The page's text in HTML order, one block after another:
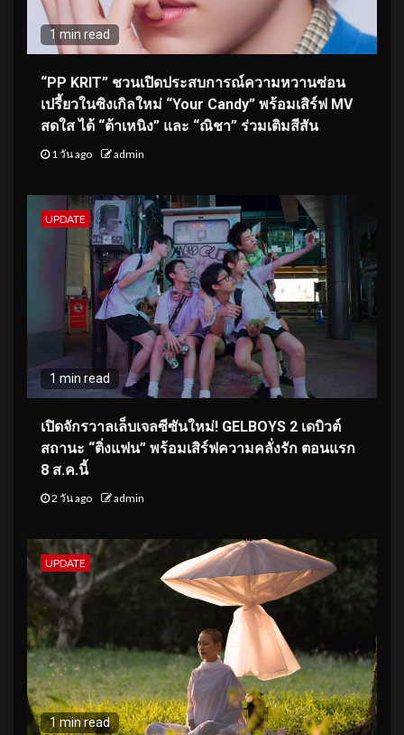
1 min read
“PP KRIT” ชวนเปิดประสบการณ์ความหวานซ่อน
เปรี้ยวในซิงเกิลใหม่ “Your Candy” พร้อมเสิร์ฟ MV
สดใส ได้ “ต้าเหนิง” และ “ณิชา” ร่วมเติมสีสัน
1 วัน ago admin
UPDATE
1 min read
เปิดจักรวาลเล็บเจลซีซันใหม่! GELBOYS 2 เดบิวต์
สถานะ “ติ่งแฟน” พร้อมเสิร์ฟความคลั่งรัก ตอนแรก
8 ส.ค.นี้
2 วัน ago admin
UPDATE
1 min read